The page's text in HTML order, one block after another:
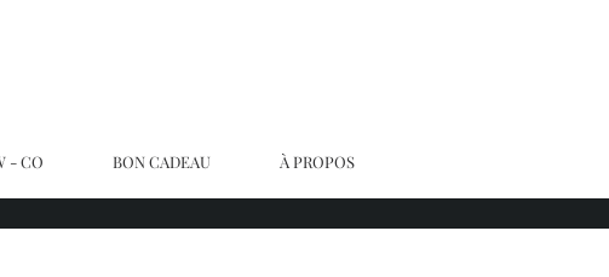
- CO BON CADEAU À PROPOS